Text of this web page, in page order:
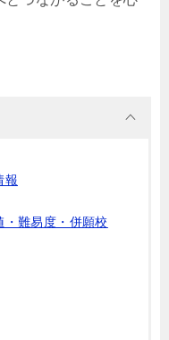
報
難易度・併願校